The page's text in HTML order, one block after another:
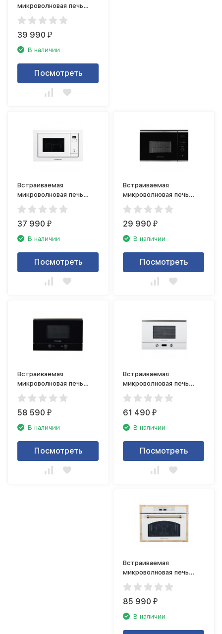
микроволновая печь
Kuppersberg HMW 655 B
39 990₽
В наличии
Посмотреть
Встраиваемая
микроволновая печь
Kuppersberg HMW 655 W
37 990₽
В наличии
Посмотреть
Встраиваемая
микроволновая печь
Kuppersberg HMW 650
BX
29 990₽
В наличии
Посмотреть
Встраиваемая
микроволновая печь
Kuppersberg HMW 393 B
58 590₽
В наличии
Посмотреть
Встраиваемая
микроволновая печь
Kuppersberg HMW 393 W
61 490₽
В наличии
Посмотреть
Встраиваемая
микроволновая печь
Kuppersberg RMW 969 C
85 990₽
В наличии